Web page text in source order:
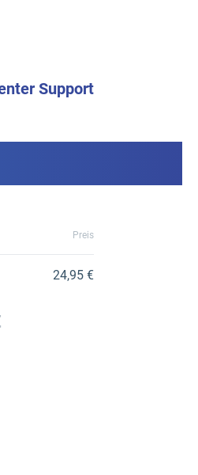
Support
Preis
24,95 €